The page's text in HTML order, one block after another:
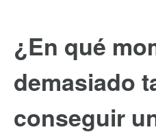
¿En qué
demasiado
conseguir